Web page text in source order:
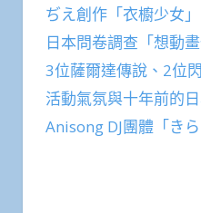
ぢえ創作「衣櫥少女
日本問卷調查「想動
3位薩爾達傳說、2位
活動氣氛與十年前的
Anisong DJ團體「き